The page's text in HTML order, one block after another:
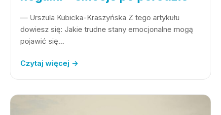
— Urszula Kubicka-Kraszyńska Z tego artykułu
dowiesz się: Jakie trudne stany emocjonalne mogą
pojawić się…
Czytaj więcej →